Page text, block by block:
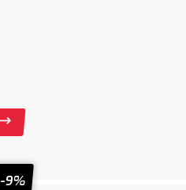
-9%